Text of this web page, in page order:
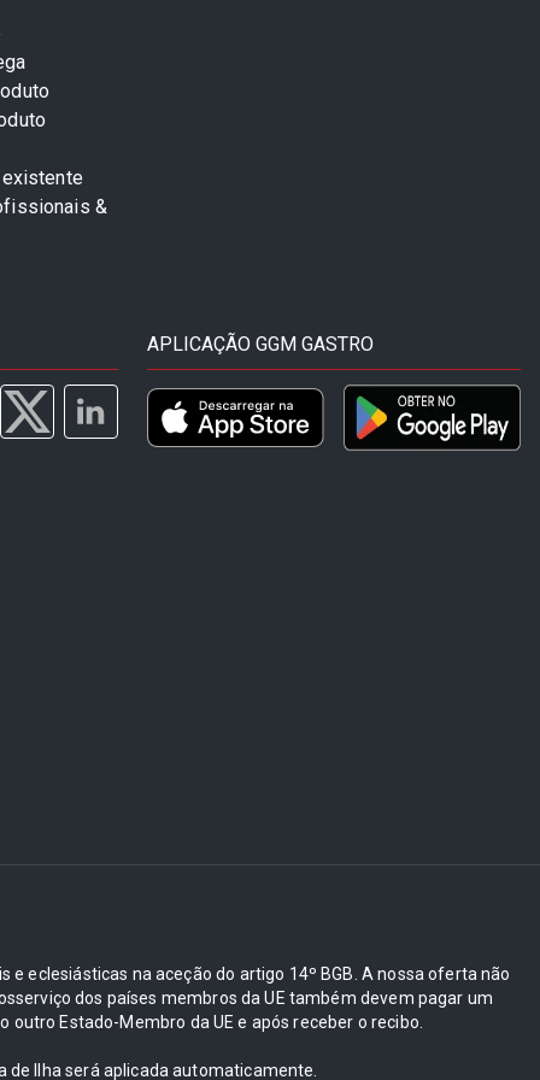
&
APLICAÇÃO GGM GASTRO
eclesiásticas na aceção do artigo 14º BGB. A nossa oferta não
dos países membros da UE também devem pagar um
Estado-Membro da UE e após receber o recibo.
Ilha será aplicada automaticamente.